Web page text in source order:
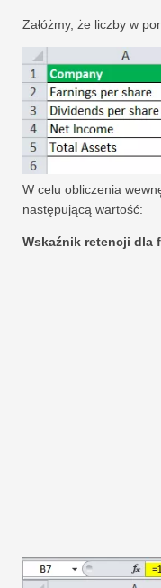
Załóżmy, że liczby w
W celu obliczenia
następującą wartość:
Wskaźnik retencji dla